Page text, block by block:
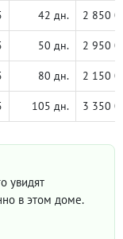
42 дн. 2 850
50 дн. 2 950
80 дн. 2 150
105 дн. 3 350
увидят
в этом доме.